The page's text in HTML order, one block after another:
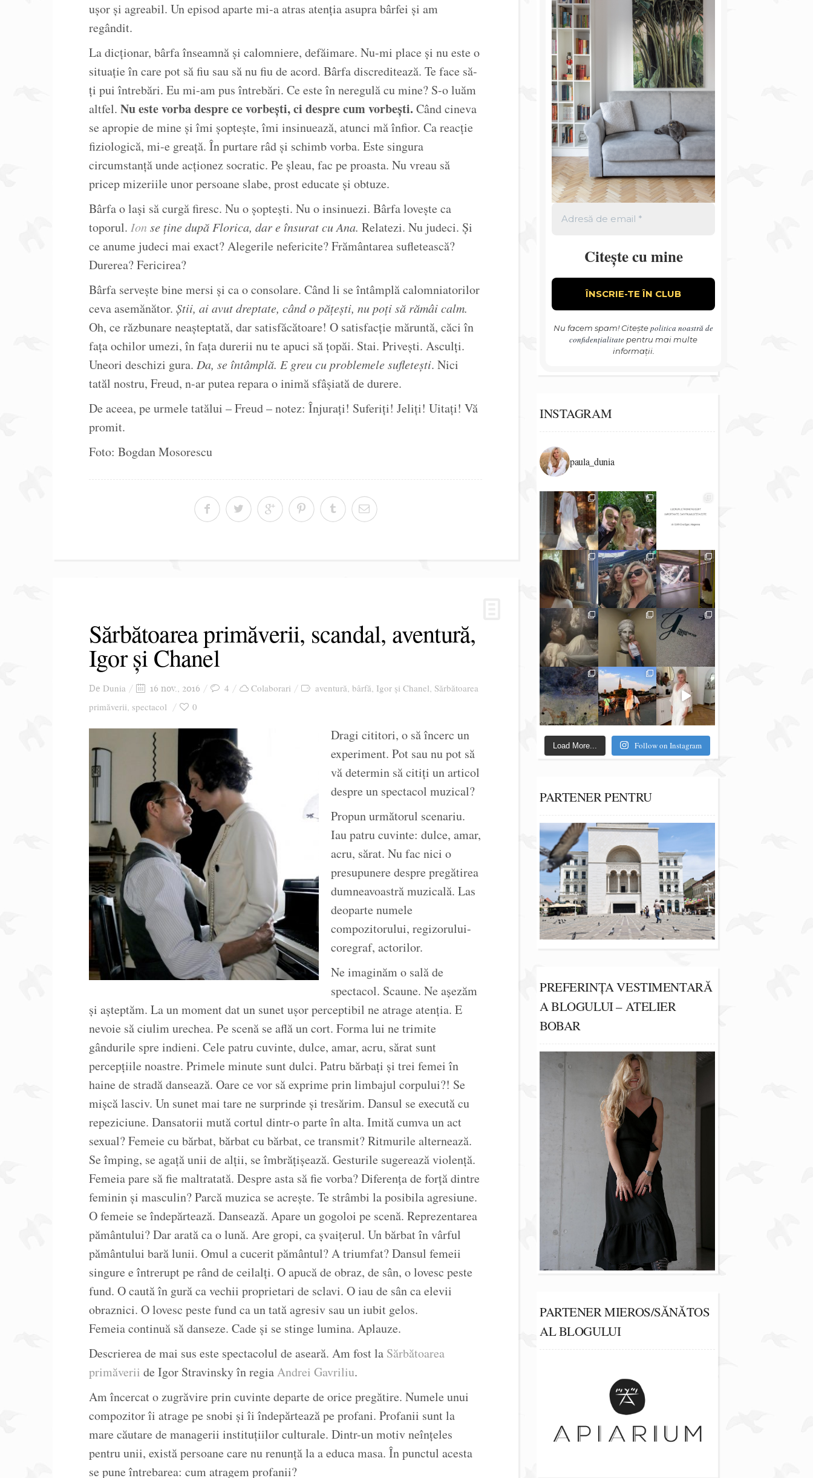
ușor și agreabil. Un episod aparte mi-a atras atenția asupra bârfei și am
regândit.
La dicționar, bârfa înseamnă și calomniere, defăimare. Nu-mi place și nu este o
situație în care pot să fiu sau să nu fiu de acord. Bârfa discreditează. Te face să-
ți pui întrebări. Eu mi-am pus întrebări. Ce este în neregulă cu mine? S-o luăm
altfel. Nu este vorba despre ce vorbești, ci despre cum vorbești. Când cineva
se apropie de mine și îmi șoptește, îmi insinuează, atunci mă înfior. Ca reacție
fiziologică, mi-e greață. În purtare râd și schimb vorba. Este singura
circumstanță unde acționez socratic. Pe șleau, fac pe proasta. Nu vreau să
pricep mizeriile unor persoane slabe, prost educate și obtuze.
Bârfa o lași să curgă firesc. Nu o șoptești. Nu o insinuezi. Bârfa lovește ca
toporul. Ion se ține după Florica, dar e însurat cu Ana. Relatezi. Nu judeci. Și
ce anume judeci mai exact? Alegerile nefericite? Frământarea sufletească?
Durerea? Fericirea?
Bârfa servește bine mersi și ca o consolare. Când li se întâmplă calomniatorilor
ceva asemănător. Știi, ai avut dreptate, când o pățești, nu poți să rămâi calm.
Oh, ce răzbunare neașteptată, dar satisfăcătoare! O satisfacție măruntă, căci în
fața ochilor umezi, în fața durerii nu te apuci să țopăi. Stai. Privești. Asculți.
Uneori deschizi gura. Da, se întâmplă. E greu cu problemele sufletești. Nici
tatăl nostru, Freud, n-ar putea repara o inimă sfâșiată de durere.
De aceea, pe urmele tatălui – Freud – notez: Înjurați! Suferiți! Jeliți! Uitați! Vă
promit.
Foto: Bogdan Mosorescu
Sărbătoarea primăverii, scandal, aventură,
Igor și Chanel
De Dunia 16 nov., 2016 4 Colaborari aventură, bârfă, Igor și Chanel, Sărbătoarea
primăverii, spectacol 0
Dragi cititori, o să încerc un
experiment. Pot sau nu pot să
vă determin să citiți un articol
despre un spectacol muzical?
Propun următorul scenariu.
Iau patru cuvinte: dulce, amar,
acru, sărat. Nu fac nici o
presupunere despre pregătirea
dumneavoastră muzicală. Las
deoparte numele
compozitorului, regizorului-
coregraf, actorilor.
Ne imaginăm o sală de
spectacol. Scaune. Ne așezăm
și așteptăm. La un moment dat un sunet ușor perceptibil ne atrage atenția. E
nevoie să ciulim urechea. Pe scenă se află un cort. Forma lui ne trimite
gândurile spre indieni. Cele patru cuvinte, dulce, amar, acru, sărat sunt
percepțiile noastre. Primele minute sunt dulci. Patru bărbați și trei femei în
haine de stradă dansează. Oare ce vor să exprime prin limbajul corpului?! Se
mișcă lasciv. Un sunet mai tare ne surprinde și tresărim. Dansul se execută cu
repeziciune. Dansatorii mută cortul dintr-o parte în alta. Imită cumva un act
sexual? Femeie cu bărbat, bărbat cu bărbat, ce transmit? Ritmurile alternează.
Se împing, se agață unii de alții, se îmbrățișează. Gesturile sugerează violență.
Femeia pare să fie maltratată. Despre asta să fie vorba? Diferența de forță dintre
feminin și masculin? Parcă muzica se acrește. Te strâmbi la posibila agresiune.
O femeie se îndepărtează. Dansează. Apare un gogoloi pe scenă. Reprezentarea
pământului? Dar arată ca o lună. Are gropi, ca șvaițerul. Un bărbat în vârful
pământului bară lunii. Omul a cucerit pământul? A triumfat? Dansul femeii
singure e întrerupt pe rând de ceilalți. O apucă de obraz, de sân, o lovesc peste
fund. O caută în gură ca vechii proprietari de sclavi. O iau de sân ca elevii
obraznici. O lovesc peste fund ca un tată agresiv sau un iubit gelos.
Femeia continuă să danseze. Cade și se stinge lumina. Aplauze.
Descrierea de mai sus este spectacolul de aseară. Am fost la Sărbătoarea
primăverii de Igor Stravinsky în regiaAndrei Gavriliu.
Am încercat o zugrăvire prin cuvinte departe de orice pregătire. Numele unui
compozitor îi atrage pe snobi și îi îndepărtează pe profani. Profanii sunt la
mare căutare de managerii instituțiilor culturale. Dintr-un motiv neînțeles
pentru unii, există persoane care nu renunță la a educa masa. În punctul acesta
se pune întrebarea: cum atragem profanii?
Citește cu mine
Nu facem spam! Citeștepolitica noastră de
confidențialitate pentru mai multe
informații.
INSTAGRAM
paula_dunia
Load More... Follow on Instagram
PARTENER PENTRU
PREFERINȚA VESTIMENTARĂ
A BLOGULUI – ATELIER
BOBAR
PARTENER MIEROS/SĂNĂTOS
AL BLOGULUI